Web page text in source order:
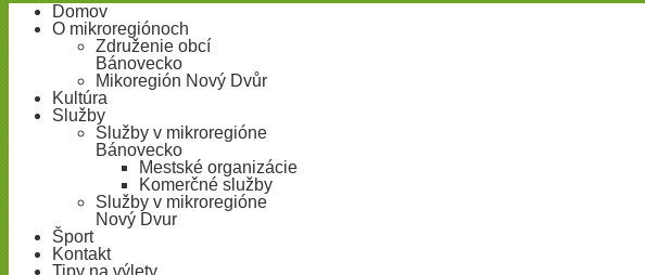
Domov
O mikroregiónoch
Združenie obcí
Bánovecko
Mikoregión Nový Dvůr
Kultúra
Služby
Služby v mikroregióne
Bánovecko
Mestské organizácie
Komerčné služby
Služby v mikroregióne
Nový Dvur
Šport
Kontakt
Tipy na výlety